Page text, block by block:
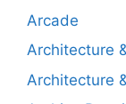
Arcade
Architecture
Architecture